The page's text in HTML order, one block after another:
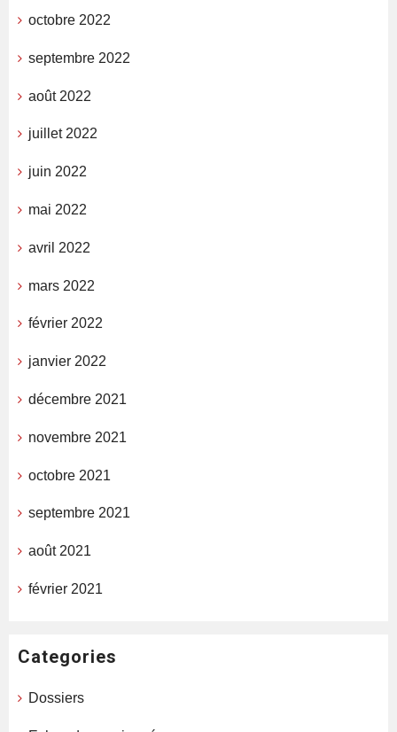
octobre 2022
septembre 2022
août 2022
juillet 2022
juin 2022
mai 2022
avril 2022
mars 2022
février 2022
janvier 2022
décembre 2021
novembre 2021
octobre 2021
septembre 2021
août 2021
février 2021
Categories
Dossiers